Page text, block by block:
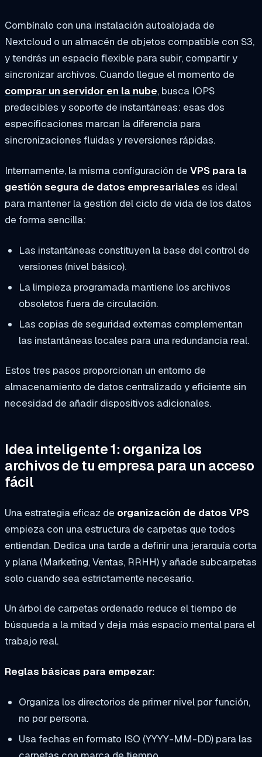
Combínalo con una instalación autoalojada de
Nextcloud o un almacén de objetos compatible con S3,
y tendrás un espacio flexible para subir, compartir y
sincronizar archivos. Cuando llegue el momento de
comprar un servidor en la nube, busca IOPS
predecibles y soporte de instantáneas: esas dos
especificaciones marcan la diferencia para
sincronizaciones fluidas y reversiones rápidas.
Internamente, la misma configuración de VPS para la
gestión segura de datos empresariales es ideal
para mantener la gestión del ciclo de vida de los datos
de forma sencilla:
Las instantáneas constituyen la base del control de
versiones (nivel básico).
La limpieza programada mantiene los archivos
obsoletos fuera de circulación.
Las copias de seguridad externas complementan
las instantáneas locales para una redundancia real.
Estos tres pasos proporcionan un entorno de
almacenamiento de datos centralizado y eficiente sin
necesidad de añadir dispositivos adicionales.
Idea inteligente 1: organiza los
archivos de tu empresa para un acceso
fácil
Una estrategia eficaz de organización de datos VPS
empieza con una estructura de carpetas que todos
entiendan. Dedica una tarde a definir una jerarquía corta
y plana (Marketing, Ventas, RRHH) y añade subcarpetas
solo cuando sea estrictamente necesario.
Un árbol de carpetas ordenado reduce el tiempo de
búsqueda a la mitad y deja más espacio mental para el
trabajo real.
Reglas básicas para empezar:
Organiza los directorios de primer nivel por función,
no por persona.
Usa fechas en formato ISO (YYYY-MM-DD) para las